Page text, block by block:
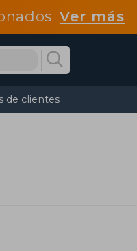
Ver más
de clientes